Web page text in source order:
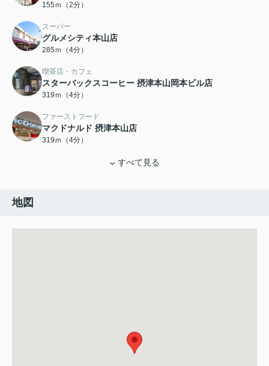
155ｍ（2分）
スーパー
グルメシティ本山店
285ｍ（4分）
喫茶店・カフェ
スターバックスコーヒー 摂津本山岡本ビル店
319ｍ（4分）
ファーストフード
マクドナルド 摂津本山店
319ｍ（4分）
すべて見る
地図